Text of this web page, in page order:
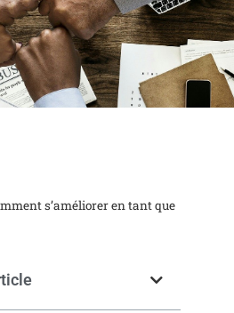
s’améliorer en tant que